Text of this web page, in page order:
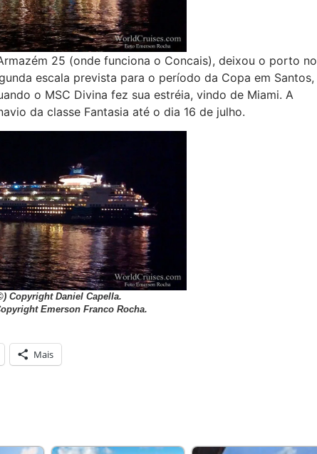
25 (onde funciona o Concais), deixou o porto no
escala prevista para o período da Copa em Santos,
o MSC Divina fez sua estréia, vindo de Miami. A
da classe Fantasia até o dia 16 de julho.
Copyright Daniel Capella.
Emerson Franco Rocha.
Mais